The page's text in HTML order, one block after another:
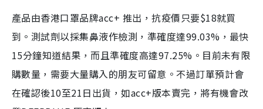
產品由香港口罩品牌acc+ 推出，抗疫價只要$18就買
到。測試劑以採集鼻液作檢測，準確度達99.03%，最快
15分鐘知道結果，而且準確度高達97.25%。目前未有限
購數量，需要大量購入的朋友可留意。不過訂單預計會
在確認後10至21日出貨，如acc+版本賣完，將有機會改